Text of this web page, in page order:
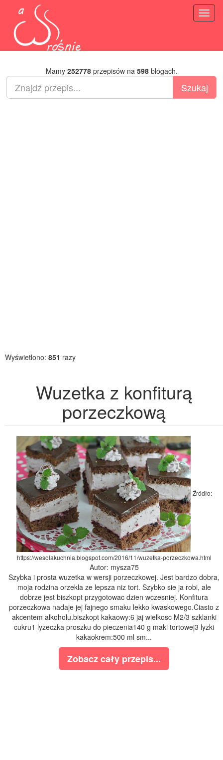
Mamy 252778przepisów na 598blogach.
Wyświetlono: 851 razy
Wuzetka z konfiturą
porzeczkową
Źródło:
https://wesolakuchnia.blogspot.com/2016/11/wuzetka-porzeczkowa.html
Autor: mysza75
Szybka i prosta wuzetka w wersji porzeczkowej. Jest bardzo dobra,
moja rodzina orzekla ze lepsza niz tort. Szybko sie ja robi, ale
dobrze jest biszkopt przygotowac dzien wczesniej. Konfitura
porzeczkowa nadaje jej fajnego smaku lekko kwaskowego.Ciasto z
akcentem alkoholu.biszkopt kakaowy:6 jaj wielkosc M2/3 szklanki
cukru1 lyzeczka proszku do pieczenia140 g maki tortowej3 lyzki
kakaokrem:500 ml sm...
Zobacz cały przepis...